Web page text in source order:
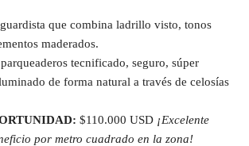
que combina ladrillo visto, tonos
maderados.
tecnificado, seguro, súper
de forma natural a través de celosías
$110.000 USD ¡Excelente
por metro cuadrado en la zona!